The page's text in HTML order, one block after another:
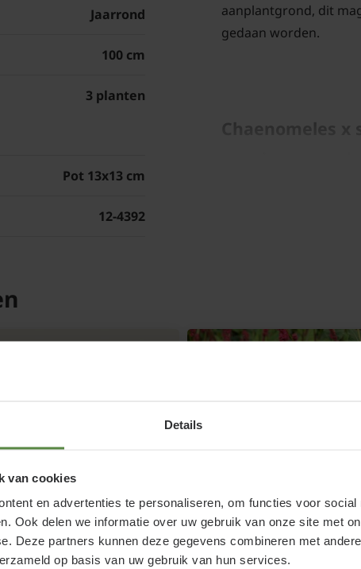
Details
van cookies
en advertenties te personaliseren, om functies voor social
Ook delen we informatie over uw gebruik van onze site met
Deze partners kunnen deze gegevens combineren met
op basis van uw gebruik van hun services.
Jaarrond
100 cm
3 planten
Pot 13x13 cm
12-4392
aanplantgrond, dit
gedaan worden.
Chaenomeles
De Japanse kwee
x superba
Dance'
kwee
Persicaria amplexicaulis
'Blackfield'
Duizendknoop